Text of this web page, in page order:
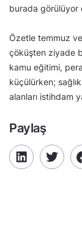
burada görülüyor
Özetle temmuz
çöküşten ziyade
kamu eğitimi,
küçülürken;
alanları istihdam
Paylaş